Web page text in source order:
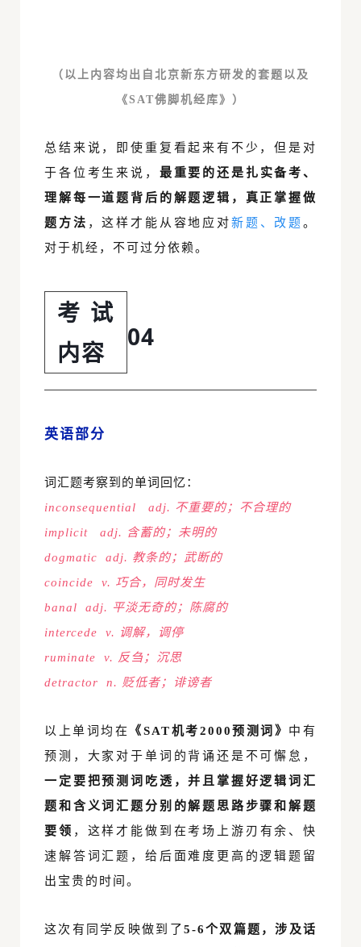
（以上内容均出自北京新东方研发的套题以及
《SAT佛脚机经库》）
总结来说，即使重复看起来有不少，但是对
于各位考生来说， 最重要的还是扎实备考、
理解每一道题背后的解题逻辑，真正掌握做
题方法 ，这样才能从容地应对新题、改题。
对于机经，不可过分依赖。
考试
内容
04
英语部分
词汇题考察到的单词回忆：
inconsequential adj. 不重要的；不合理的
implicit adj. 含蓄的；未明的
dogmatic adj. 教条的；武断的
coincide v. 巧合，同时发生
banal adj. 平淡无奇的；陈腐的
intercede v. 调解，调停
ruminate v. 反刍；沉思
detractor n. 贬低者；诽谤者
以上单词均在 《SAT机考2000预测词》 中有
预测，大家对于单词的背诵还是不可懈怠，
一定要把预测词吃透，并且掌握好逻辑词汇
题和含义词汇题分别的解题思路步骤和解题
要领 ，这样才能做到在考场上游刃有余、快
速解答词汇题，给后面难度更高的逻辑题留
出宝贵的时间。
这次有同学反映做到了 5-6个双篇题，涉及话